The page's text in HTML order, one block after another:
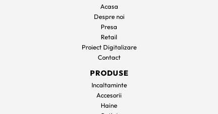
Acasa
Despre noi
Presa
Retail
Proiect Digitalizare
Contact
PRODUSE
Incaltaminte
Accesorii
Haine